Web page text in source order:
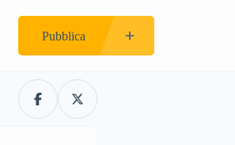
Pubblica